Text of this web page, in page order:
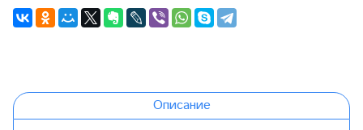
Описание